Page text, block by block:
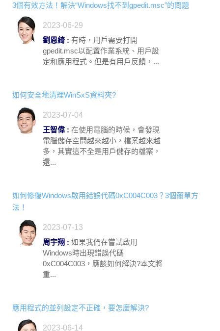
3個有效方法！解決“Windows找不到gpedit.msc”的問題
2023-06-29
劉恩綺 : 有時，用戶需要打開
gpedit.msc以配置作業系統、用戶設
定和應用程式。但是有用戶反饋，...
如何安全地清理WinSxS資料夾?
2023-07-04
王智偉 : 在使用電腦的時候，會發現
電腦儲存空間越來越小，檔案越來越
多，其實這不全是用戶儲存的檔案，
還...
如何修復Windows啟用錯誤代碼0xC004C003？3個簡單方
法！
2023-07-13
周宇翔 : 如果我們在嘗試啟用
Windows時出現錯誤代碼
0xC004C003，應該如何解決?本文將
重...
應用程式的並列設定不正確，要怎麼解決?
2023-06-14